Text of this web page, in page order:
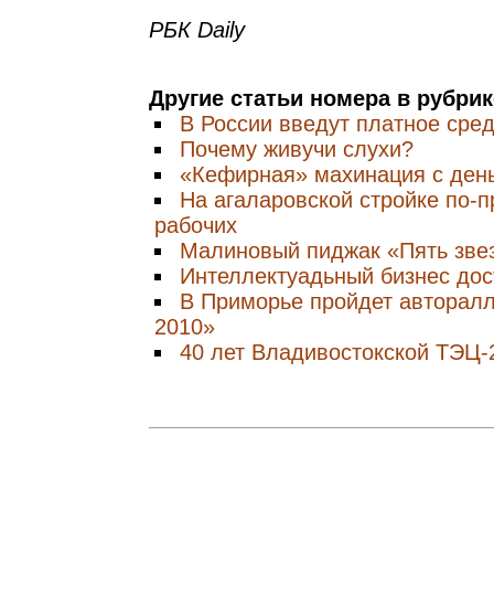
РБК Daily
Другие статьи номера в
В России введут платное
Почему живучи слухи?
«Кефирная» махинация с
На агаларовской стройке по-
рабочих
Малиновый пиджак «Пять
Интеллектуадьный бизнес
В Приморье пройдет
2010»
40 лет Владивостокской ТЭЦ-